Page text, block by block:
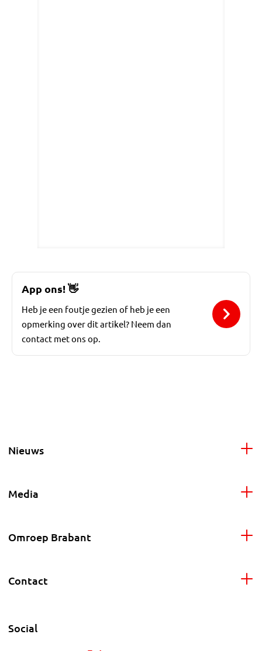
App ons!👋
Heb je een foutje gezien of heb je een
opmerking over dit artikel? Neem dan
contact met ons op.
Nieuws
Media
Omroep Brabant
Contact
Social